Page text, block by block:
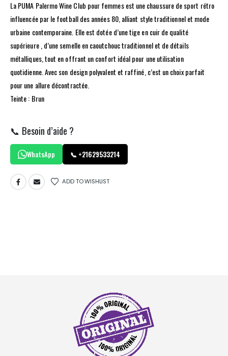
La PUMA Palermo Wine Club pour femmes est une chaussure de sport rétro
influencée par le football des années 80, alliant style traditionnel et mode
urbaine contemporaine. Elle est dotée d’une tige en cuir de qualité
supérieure , d’une semelle en caoutchouc traditionnel et de détails
métalliques, tout en offrant un confort idéal pour une utilisation
quotidienne. Avec son design polyvalent et raffiné, c’est un choix parfait
pour une allure décontractée.
Teinte : Brun
📞 Besoin d’aide ?
WhatsApp 📞 +21629533214
ADD TO WISHLIST